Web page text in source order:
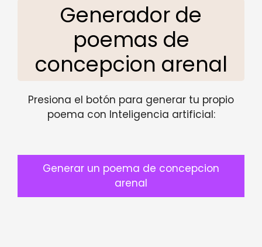
Generador de
poemas de
concepcion arenal
Presiona el botón para generar tu propio
poema con Inteligencia artificial:
Generar un poema de concepcion
arenal